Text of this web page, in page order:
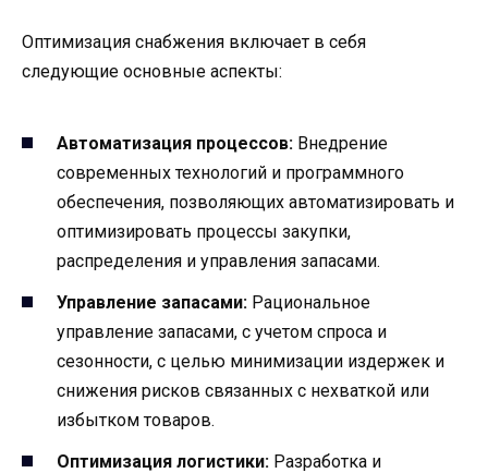
Оптимизация снабжения включает в себя
следующие основные аспекты:
Автоматизация процессов: Внедрение
современных технологий и программного
обеспечения, позволяющих автоматизировать и
оптимизировать процессы закупки,
распределения и управления запасами.
Управление запасами: Рациональное
управление запасами, с учетом спроса и
сезонности, с целью минимизации издержек и
снижения рисков связанных с нехваткой или
избытком товаров.
Оптимизация логистики: Разработка и